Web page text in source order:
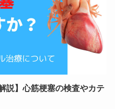
説】心筋梗塞の検査やカテ